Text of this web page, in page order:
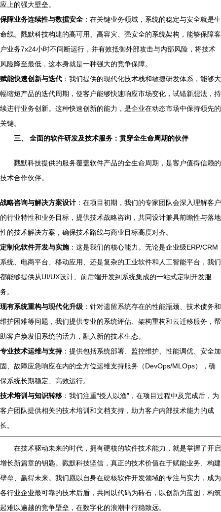
应上的强大壁垒。
保障业务连续性与数据安全 ：在关键业务领域，系统的稳定与安全就是生
命线。戮默科技构建的高可用、高容灾、强安全的系统架构，能够保障客
户业务7x24小时不间断运行，并有效抵御外部攻击与内部风险，将技术
风险降至最低，这本身就是一种强大的竞争保障。
赋能快速创新与迭代 ：我们提供的现代化技术栈和敏捷研发体系，能够大
幅缩短产品的迭代周期，使客户能够快速响应市场变化，试错新想法，持
续进行业务创新。这种快速创新的能力，是企业在动态市场中保持领先的
关键。
三、 全面的软件研发及技术服务：贯穿全生命周期的伙伴
戮默科技提供的服务覆盖软件产品的全生命周期，是客户值得信赖的
技术合作伙伴。
战略咨询与解决方案设计 ：在项目初期，我们的专家团队会深入理解客户
的行业特性和业务目标，提供技术战略咨询，共同设计兼具前瞻性与落地
性的技术解决方案，确保技术路线与商业目标高度对齐。
定制化软件开发与实施：这是我们的核心能力。无论是企业级ERP/CRM
系统、电商平台、移动应用、还是复杂的工业软件和人工智能平台，我们
都能够提供从UI/UX设计、前后端开发到系统集成的一站式定制开发服
务。
现有系统重构与现代化升级 ：针对遗留系统存在的性能瓶颈、技术债务和
维护困难等问题，我们提供专业的系统评估、架构重构和云迁移服务，帮
助客户焕发旧系统的活力，融入新的技术生态。
专业技术运维与支持：提供包括系统部署、监控维护、性能调优、安全加
固、故障应急响应在内的全方位运维支持服务（DevOps/MLOps），确
保系统长期稳定、高效运行。
技术培训与知识转移 ：我们注重“授人以渔”，在项目过程中及完成后，为
客户团队提供相关的技术培训和文档支持，助力客户内部技术能力的成
长。
在技术驱动未来的时代，拥有硬核的软件技术能力，就是掌握了开启
增长新篇章的钥匙。戮默科技坚信，真正的技术价值在于赋能业务、构建
壁垒、赢得未来。我们愿以自身在硬核软件开发领域的专注与实力，成为
各行业企业最可靠的技术后盾，共同以代码为砖石，以创新为蓝图，构筑
起难以逾越的竞争壁垒，在数字化的浪潮中行稳致远。